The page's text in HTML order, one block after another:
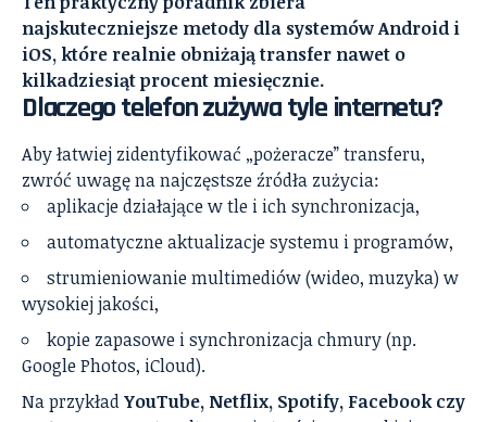
najskuteczniejsze metody dla systemów Android i
iOS, które realnie obniżają transfer nawet o
kilkadziesiąt procent miesięcznie.
Dlaczego telefon zużywa tyle internetu?
Aby łatwiej zidentyfikować „pożeracze” transferu,
zwróć uwagę na najczęstsze źródła zużycia:
aplikacje działające w tle i ich synchronizacja,
automatyczne aktualizacje systemu i programów,
strumieniowanie multimediów (wideo, muzyka) w
wysokiej jakości,
kopie zapasowe i synchronizacja chmury (np.
Google Photos, iCloud).
Na przykładYouTube, Netflix, Spotify, Facebook czy